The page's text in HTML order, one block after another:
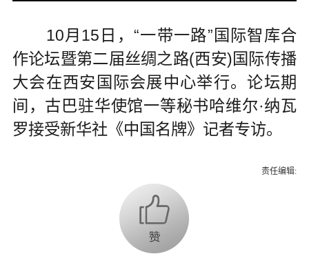
10月15日，“一带一路”国际智库合
作论坛暨第二届丝绸之路(西安)国际传播
大会在西安国际会展中心举行。论坛期
间，古巴驻华使馆一等秘书哈维尔·纳瓦
罗接受新华社《中国名牌》记者专访。
责任编辑: